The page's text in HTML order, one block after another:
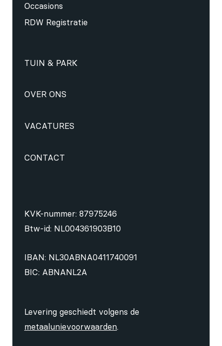
Occasions
RDW Registratie
TUIN & PARK
OVER ONS
VACATURES
CONTACT
KVK-nummer: 87975246
Btw-id: NL004361903B10
IBAN: NL30ABNA0411740091
BIC: ABNANL2A
Levering geschiedt volgens de
metaalunievoorwaarden.